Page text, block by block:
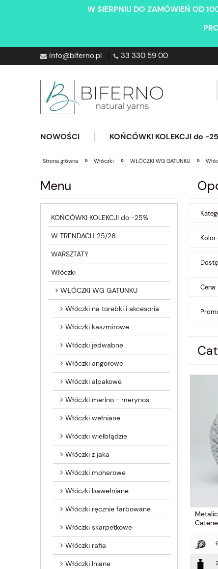
W SIERPNIU DO ZAMÓWIEŃ OD
info@biferno.pl 33 330 59 00
NOWOŚCI KOŃCÓWKI KOLEKCJI do -
Strona główna » Włóczki » WŁÓCZKI WG GATUNKU »
Menu
KOŃCÓWKI KOLEKCJI do -25%
W TRENDACH 25/26
WARSZTATY
Włóczki
WŁÓCZKI WG GATUNKU
Włóczki na torebki i akcesoria
Włóczki kaszmirowe
Włóczki jedwabne
Włóczki angorowe
Włóczki alpakowe
Włóczki merino - merynos
Włóczki wełniane
Włóczki wielbłądzie
Włóczki z jaka
Włóczki moherowe
Włóczki bawełniane
Włóczki ręcznie farbowane
Włóczki skarpetkowe
Włóczki rafia
Włóczki lniane
Kolor